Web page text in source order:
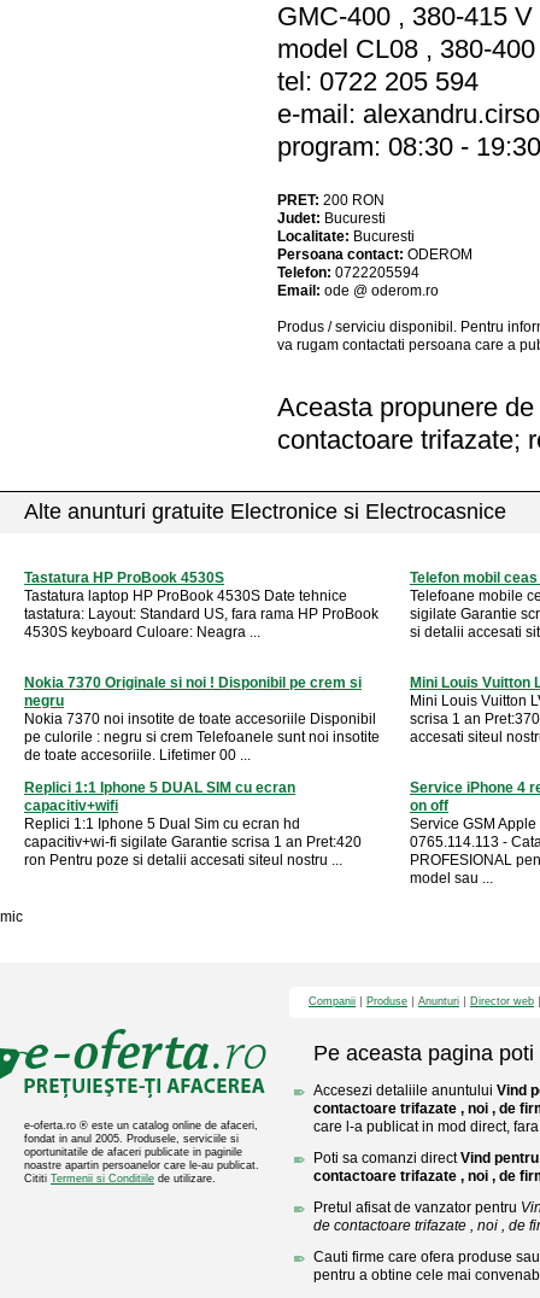
GMC-400 , 380-415
model CL08 , 380-
tel: 0722 205 594
e-mail:
program: 08:30 - 19:30
PRET: 200 RON
Judet: Bucuresti
Localitate: Bucuresti
Persoana contact: ODEROM
Telefon: 0722205594
Email: ode @ oderom.ro
Produs / serviciu disponibil . Pentru
va rugam contactati persoana care a
Aceasta propunere
contactoare trifazate;
Alte anunturi gratuite Electronice si Electrocasnice
Tastatura HP ProBook 4530S
Tastatura laptop HP ProBook 4530S Date tehnice
tastatura: Layout: Standard US, fara rama HP ProBook
4530S keyboard Culoare: Neagra ...
Telefon mobil
Telefoane mobile
sigilate Garantie
si detalii accesati
Nokia 7370 Originale si noi ! Disponibil pe crem si
negru
Nokia 7370 noi insotite de toate accesoriile Disponibil
pe culorile : negru si crem Telefoanele sunt noi insotite
de toate accesoriile. Lifetimer 00 ...
Mini Louis Vuitton
Mini Louis Vuitton
scrisa 1 an
accesati siteul
Replici 1:1 Iphone 5 DUAL SIM cu ecran
capacitiv+wifi
Replici 1:1 Iphone 5 Dual Sim cu ecran hd
capacitiv+wi-fi sigilate Garantie scrisa 1 an Pret:420
ron Pentru poze si detalii accesati siteul nostru ...
Service iPhone 4
on off
Service GSM
0765.114.113 -
PROFESIONAL
model sau ...
mic
e-oferta.ro ® este un catalog online de afaceri,
fondat in anul 2005. Produsele, serviciile si
oportunitatile de afaceri publicate in paginile
noastre apartin persoanelor care le-au publicat.
Cititi Termenii si Conditiile de utilizare.
Companii Produse Anunturi Director web
Pe aceasta pagina poti
Accesezi detaliile anuntului Vind
contactoare trifazate , noi , de
care l-a publicat in mod direct,
Poti sa comanzi directVind
contactoare trifazate , noi , de
Pretul afisat de vanzator pentru
de contactoare trifazate , noi , de
Cauti firme care ofera produse
pentru a obtine cele mai